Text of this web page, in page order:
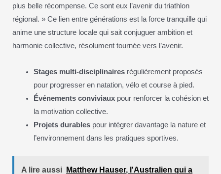
plus belle récompense. Ce sont eux l’avenir du triathlon
régional. » Ce lien entre générations est la force tranquille qui
anime une structure locale qui sait conjuguer ambition et
harmonie collective, résolument tournée vers l’avenir.
Stages multi-disciplinaires régulièrement proposés
pour progresser en natation, vélo et course à pied.
Événements conviviaux pour renforcer la cohésion et
la motivation collective.
Projets durables pour intégrer davantage la nature et
l’environnement dans les pratiques sportives.
A lire aussi
Matthew Hauser, l'Australien qui a